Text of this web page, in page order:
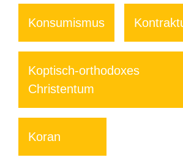
Konsumismus
Koptisch-orthodoxes
Christentum
Koran